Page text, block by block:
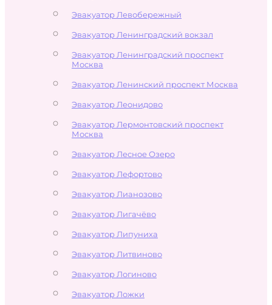
Эвакуатор Левобережный
Эвакуатор Ленинградский вокзал
Эвакуатор Ленинградский проспект
Москва
Эвакуатор Ленинский проспект Москва
Эвакуатор Леонидово
Эвакуатор Лермонтовский проспект
Москва
Эвакуатор Лесное Озеро
Эвакуатор Лефортово
Эвакуатор Лианозово
Эвакуатор Лигачёво
Эвакуатор Липуниха
Эвакуатор Литвиново
Эвакуатор Логиново
Эвакуатор Ложки